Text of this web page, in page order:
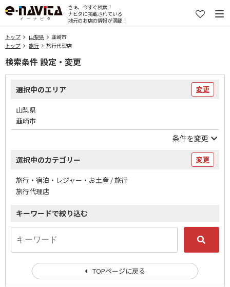
さぁ、今すぐ検索！
ナビタに掲載されている
地元のお店の情報が満載！
トップ 山梨県
韮崎市
トップ
旅行 旅行代理店
検索条件 設定・変更
選択中のエリア 変更
山梨県
韮崎市
条件を変更
選択中のカテゴリー 変更
旅行・宿泊・レジャー・お土産 / 旅行
旅行代理店
キーワードで絞り込む
TOPページに戻る